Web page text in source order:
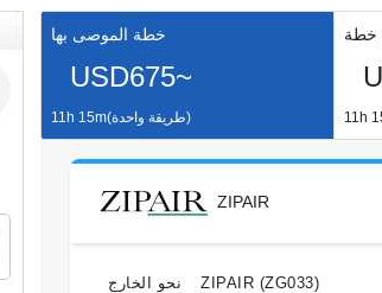
خطة الموصى بها
USD675~
11h 15m(طريقة واحدة)
خطة
ZIPAIR
نحو الخارج ZIPAIR (ZG033)